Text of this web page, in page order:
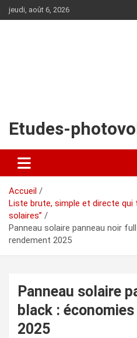
Aller
au
jeudi, août 6, 2026
Etudes-
Accueil
Liste brute, simple et directe qui
solaires”
Panneau solaire panneau noir
rendement 2025
Panneau solaire
black :
2025